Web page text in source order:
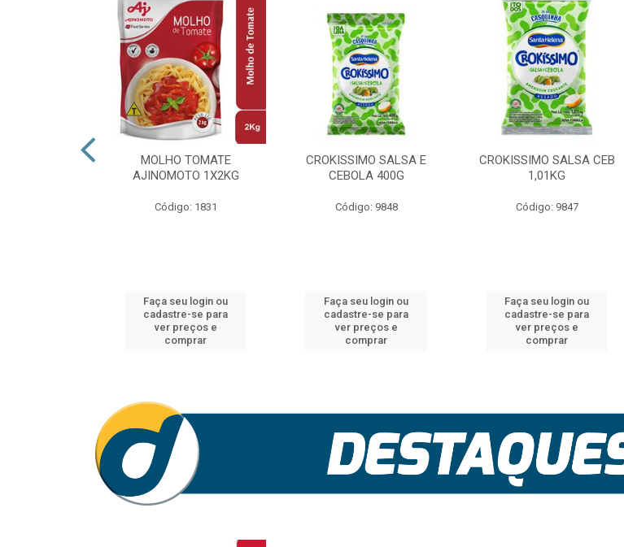
MOLHO TOMATE
AJINOMOTO 1X2KG
Código: 1831
Faça seu login ou
cadastre-se para
ver preços e
comprar
CROKISSIMO SALSA E
CEBOLA 400G
Código: 9848
Faça seu login ou
cadastre-se para
ver preços e
comprar
CROKISSIMO SALSA CEB
1,01KG
Código: 9847
Faça seu login ou
cadastre-se para
ver preços e
comprar